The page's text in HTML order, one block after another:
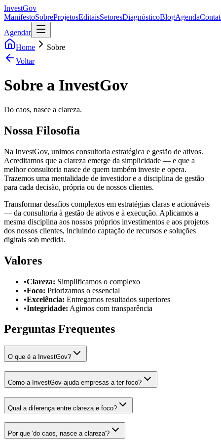
InvestGov
ManifestoSobreProjetosEditaisSetoresDiagnósticoBlogAgenda
Agendar
Home
Sobre
Voltar
Sobre a InvestGov
Do caos, nasce a clareza.
Nossa Filosofia
Na InvestGov, unimos consultoria estratégica e gestão de ativos.
Acreditamos que a clareza emerge da simplicidade — e que a
melhor consultoria nasce de quem também investe e opera.
Trazemos uma mentalidade de investidor e a disciplina de gestão
para cada decisão, própria ou de nossos clientes.
Transformar desafios complexos em estratégias claras e acionáveis
— da consultoria à gestão de ativos e à execução. Aplicamos a
mesma disciplina aos nossos próprios investimentos e aos projetos
dos nossos clientes, incluindo captação de recursos e soluções
digitais sob medida.
Valores
•Clareza: Simplificamos o complexo
•Foco: Priorizamos o essencial
•Excelência: Entregamos resultados superiores
•Integridade: Agimos com transparência
Perguntas Frequentes
O que é a InvestGov?
Como a InvestGov ajuda empresas a ter foco?
Qual a diferença entre clareza e foco?
Por que 'do caos, nasce a clareza'?